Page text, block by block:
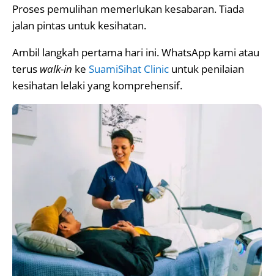
Proses pemulihan memerlukan kesabaran. Tiada
jalan pintas untuk kesihatan.
Ambil langkah pertama hari ini. WhatsApp kami atau
terus walk-in ke SuamiSihat Clinic untuk penilaian
kesihatan lelaki yang komprehensif.